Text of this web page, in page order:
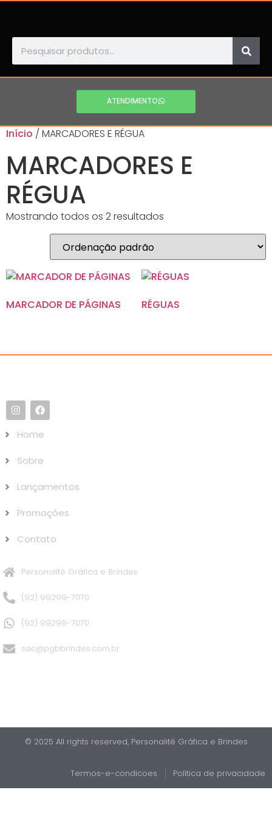
ATENDIMENTO
Início / MARCADORES E RÉGUA
MARCADORES E
RÉGUA
Mostrando todos os 2 resultados
MARCADOR DE PÁGINAS RÉGUAS
Home
Sobre
Lançamentos
Promoções
Contato
Personalitê Gráfica e Brindes
(92) 99299-7070
(92) 99299-7070
sac@pgbbrindes.com.br
© 2025 All rights reserved,​ Personalitê Gráfica e Brindes
Termos-e-condicoes Política de privacidade